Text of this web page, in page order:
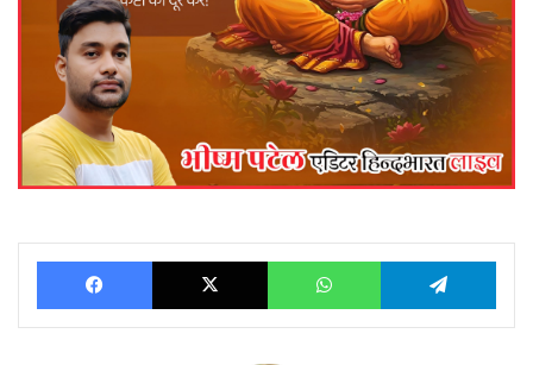
Facebook X WhatsApp